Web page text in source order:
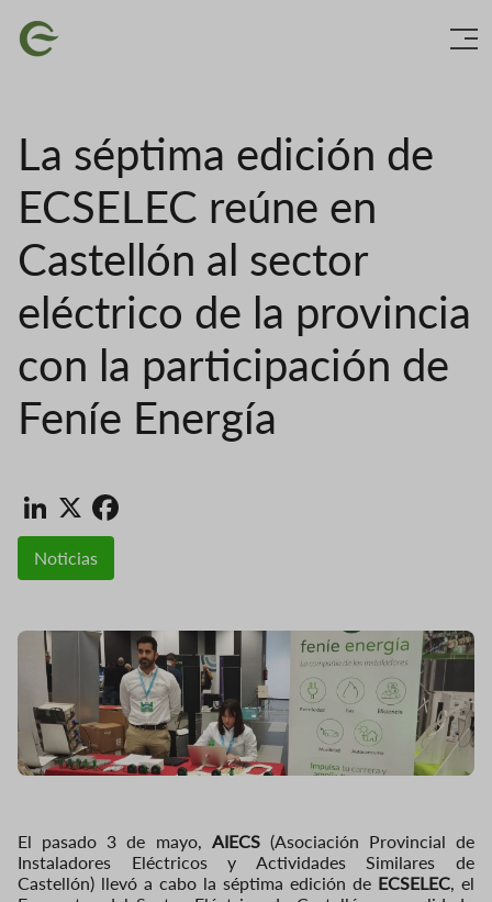
Imaxe
La séptima edición de
ECSELEC reúne en
Castellón al sector
eléctrico de la provincia
con la participación de
Feníe Energía
LinkedIn
X
Noticias
El pasado 3 de mayo, AIECS (Asociación Provincial de
Instaladores Eléctricos y Actividades Similares de
Castellón) llevó a cabo la séptima edición de ECSELEC , el